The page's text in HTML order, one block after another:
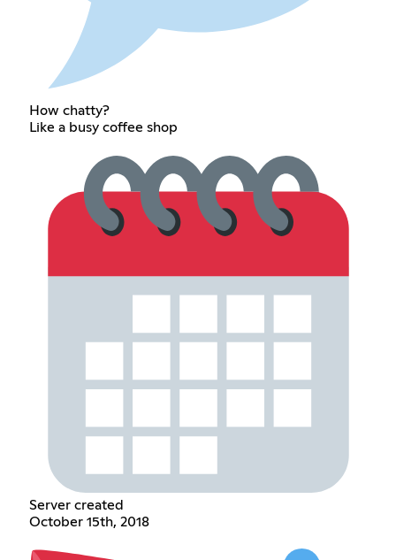
How chatty?
Like a busy coffee shop
Server created
October 15th, 2018